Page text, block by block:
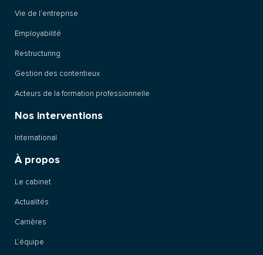
Vie de l’entreprise
Employabilité
Restructuring
Gestion des contentieux
Acteurs de la formation professionnelle
Nos interventions
International
À propos
Le cabinet
Actualités
Carrières
L’équipe